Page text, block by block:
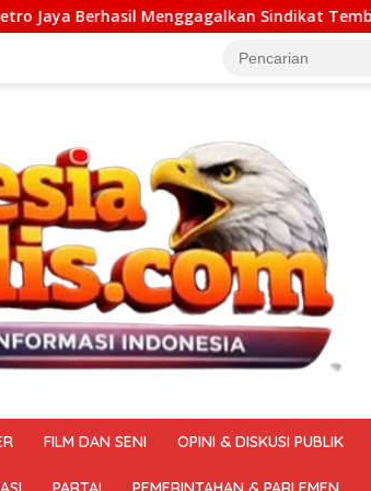
Sindikat Tembakau Sintetis Seberat 995
FILM DAN SENI OPINI & DISKUSI PUBLIK